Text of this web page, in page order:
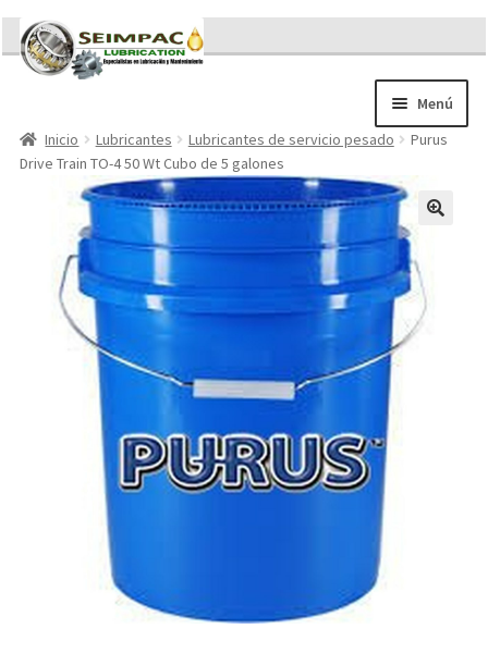
Ir
a
Ir
al
contenido
Menú
Sobre nosotros
Brochures
Contacto/Solicitar Cotización
Servicios
Refacciones
Literatura
Memorándum COVID-19
Inicio Lubricantes Lubricantes de servicio pesado
Purus
Drive Train TO-4 50 Wt Cubo de 5 galones